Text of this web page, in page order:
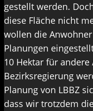
gestellt werden.
diese Fläche nicht
wollen die
Planungen
10 Hektar für
Bezirksregierung
Planung von LBBZ
dass wir trotzdem